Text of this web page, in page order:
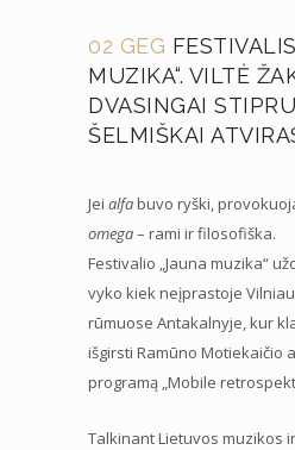
02 GEG
MUZIKA“. VILTĖ
DVASINGAI
ŠELMIŠKAI
Jei alfabuvo ryški,
omega– rami ir filosofiška.
Festivalio „Jauna muzika“
vyko kiek neįprastoje
rūmuose Antakalnyje, kur
išgirsti Ramūno Motiekaičio
programą „Mobile
Talkinant Lietuvos muzikos